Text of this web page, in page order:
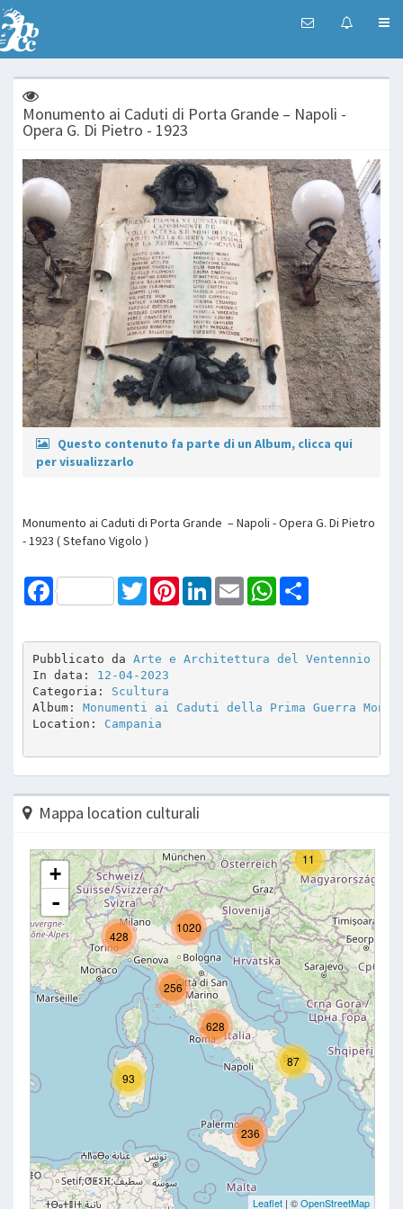
Monumento ai Caduti di Porta Grande – Napoli -
Opera G. Di Pietro - 1923
Questo contenuto fa parte di un Album, clicca qui
per visualizzarlo
Monumento ai Caduti di Porta Grande – Napoli - Opera G. Di Pietro
- 1923 ( Stefano Vigolo )
Facebook TwitterPinterestLinkedInEmail WhatsApp
Pubblicato da Arte e Architettura del Ventennio
In data: 12-04-2023
Categoria: Scultura
Album: Monumenti ai Caduti della Prima Guerra
Location: Campania
Mappa location culturali